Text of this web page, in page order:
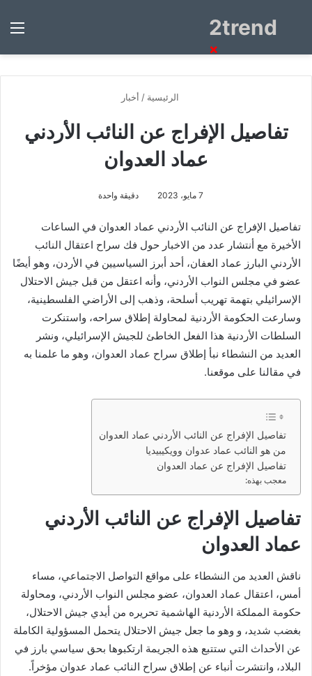
2trendبحث
الرئيسية / أخبار
تفاصيل الإفراج عن النائب الأردني
عماد العدوان
7 مايو، 2023 دقيقة واحدة
تفاصيل الإفراج عن النائب الأردني عماد العدوان في الساعات
الأخيرة مع أنتشار عدد من الاخبار حول فك سراح اعتقال النائب
الأردني البارز عماد العفان، أحد أبرز السياسيين في الأردن، وهو أيضًا
عضو في مجلس النواب الأردني، وأنه اعتقل من قبل جيش الاحتلال
الإسرائيلي بتهمة تهريب أسلحة، وذهب إلى الأراضي الفلسطينية،
وسارعت الحكومة الأردنية لمحاولة إطلاق سراحه، واستنكرت
السلطات الأردنية هذا الفعل الخاطئ للجيش الإسرائيلي، ونشر
العديد من النشطاء نبأ إطلاق سراح عماد العدوان، وهو ما علمنا به
في مقالنا على موقعنا.
تفاصيل الإفراج عن النائب الأردني عماد العدوان
من هو النائب عماد عدوان وويكيبيديا
تفاصيل الإفراج عن عماد العدوان
معجب بهذه:
تفاصيل الإفراج عن النائب الأردني
عماد العدوان
ناقش العديد من النشطاء على مواقع التواصل الاجتماعي، مساء
أمس، اعتقال عماد العدوان، عضو مجلس النواب الأردني، ومحاولة
حكومة المملكة الأردنية الهاشمية تحريره من أيدي جيش الاحتلال،
بغضب شديد، و وهو ما جعل جيش الاحتلال يتحمل المسؤولية الكاملة
عن الأحداث التي ستتبع هذه الجريمة ارتكبوها بحق سياسي بارز في
البلاد، وانتشرت أنباء عن إطلاق سراح النائب عماد عدوان مؤخراً.
×